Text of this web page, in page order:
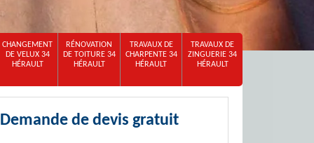
CHANGEMENT
DE VELUX 34
HÉRAULT
RÉNOVATION
DE TOITURE 34
HÉRAULT
TRAVAUX DE
CHARPENTE 34
HÉRAULT
TRAVAUX DE
ZINGUERIE 34
HÉRAULT
Demande de devis gratuit